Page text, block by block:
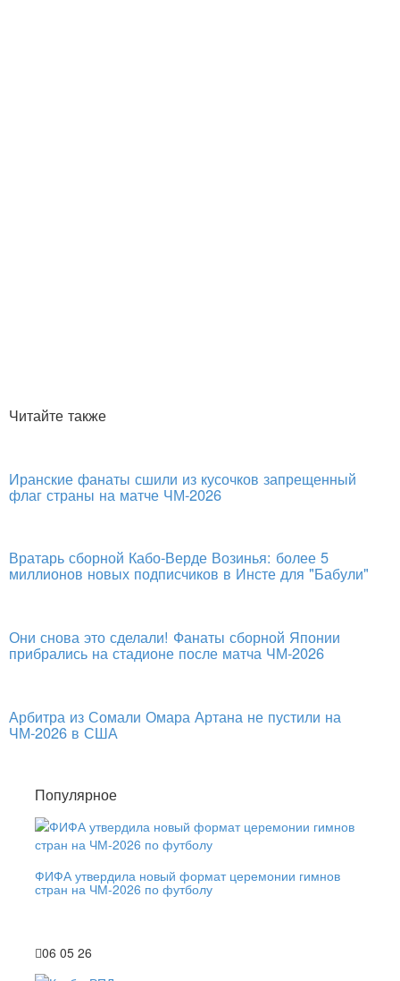
Читайте также
Иранские фанаты сшили из кусочков запрещенный
флаг страны на матче ЧМ-2026
Вратарь сборной Кабо-Верде Возинья: более 5
миллионов новых подписчиков в Инсте для "Бабули"
Они снова это сделали! Фанаты сборной Японии
прибрались на стадионе после матча ЧМ-2026
Арбитра из Сомали Омара Артана не пустили на
ЧМ-2026 в США
Популярное
ФИФА утвердила новый формат церемонии гимнов
стран на ЧМ-2026 по футболу
06 05 26